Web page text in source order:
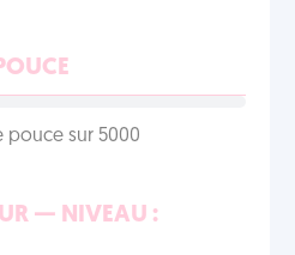
pouce sur 5000
— NIVEAU :